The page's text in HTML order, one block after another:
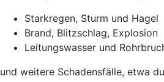
Starkregen, Sturm und Hagel
Brand, Blitzschlag, Explosion
Leitungswasser und
und weitere Schadensfälle, etwa